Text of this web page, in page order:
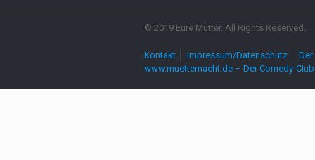
© 2019 Eure Mütter. All Rights Reserved.
Kontakt Impressum/Datenschutz
www.muetternacht.de – Der Comedy-Club